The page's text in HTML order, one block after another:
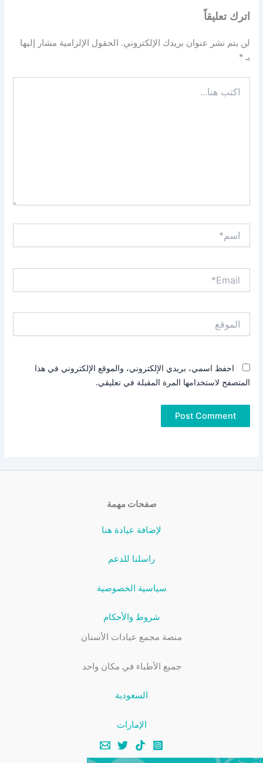
اترك تعليقاً
لن يتم نشر عنوان بريدك الإلكتروني. الحقول الإلزامية مشار إليها
بـ*
هنا...
احفظ اسمي، بريدي الإلكتروني، والموقع الإلكتروني في هذا
المتصفح لاستخدامها المرة المقبلة في تعليقي.
صفحات مهمة
لإضافة عيادة هنا
راسلنا للدعم
سياسية الخصوصية
شروط والأحكام
منصة مجمع عيادات الأسنان
جميع الأطباء في مكان واحد
السعودية
الإمارات